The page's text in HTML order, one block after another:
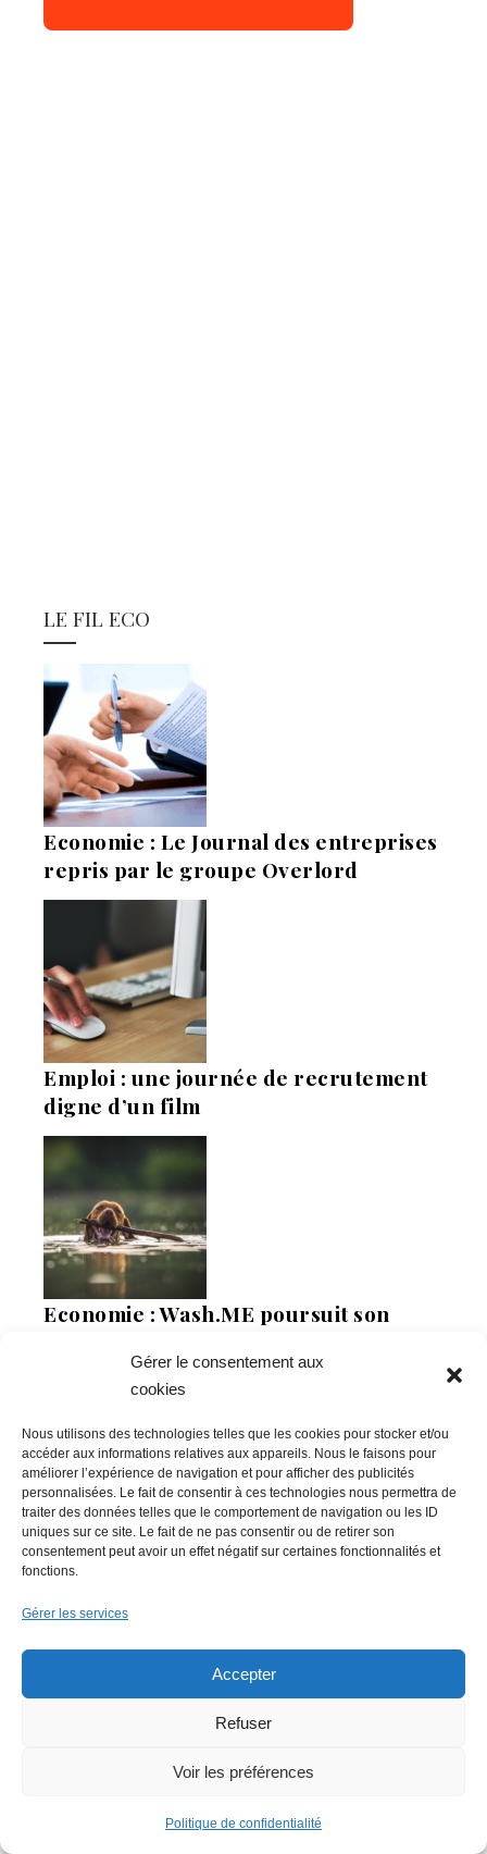
Gérer le consentement aux
cookies
Nous utilisons des technologies telles que les cookies pour stocker et/ou
accéder aux informations relatives aux appareils. Nous le faisons pour
améliorer l’expérience de navigation et pour afficher des publicités
personnalisées. Le fait de consentir à ces technologies nous permettra de
traiter des données telles que le comportement de navigation ou les ID
uniques sur ce site. Le fait de ne pas consentir ou de retirer son
consentement peut avoir un effet négatif sur certaines fonctionnalités et
fonctions.
Gérer les services
Accepter
Refuser
Voir les préférences
Politique de confidentialité
LE FIL ECO
Economie : Le Journal des entreprises
repris par le groupe Overlord
Emploi : une journée de recrutement
digne d’un film
Economie : Wash.ME poursuit son
La Mer Salée, maison d’édition,
soutenue par 300 citoyens
Flowrette rachetée, relocalise sa
production en France à Blain